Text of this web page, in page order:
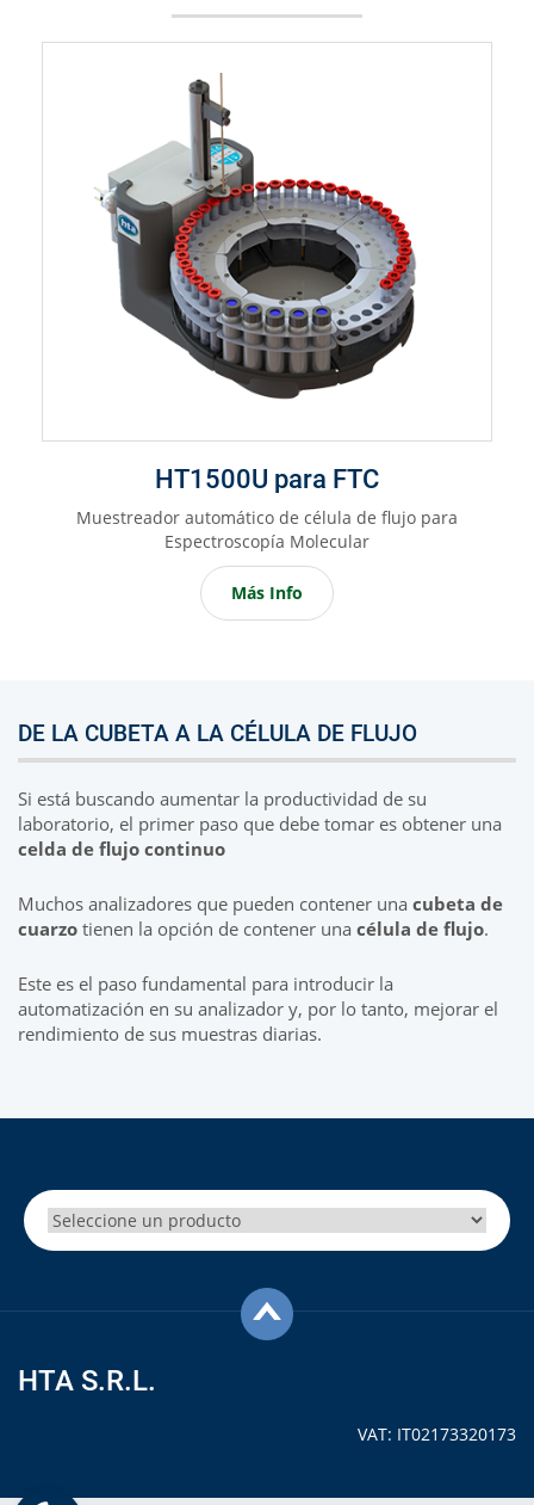
HT1500U para FTC
Muestreador automático de célula de flujo para
Espectroscopía Molecular
Más Info
DE LA CUBETA A LA CÉLULA DE FLUJO
Si está buscando aumentar la productividad de su
laboratorio, el primer paso que debe tomar es obtener una
celda de flujo continuo
Muchos analizadores que pueden contener una cubeta de
cuarzo tienen la opción de contener una célula de flujo.
Este es el paso fundamental para introducir la
automatización en su analizador y, por lo tanto, mejorar el
rendimiento de sus muestras diarias.
HTA S.R.L.
VAT: IT02173320173